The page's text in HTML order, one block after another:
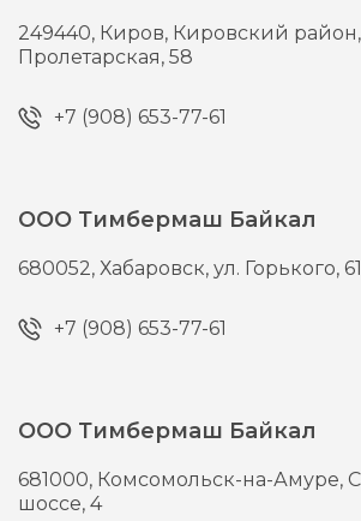
249440, Киров, Кировский район,
Пролетарская, 58
+7 (908) 653-77-61
ООО Тимбермаш Байкал
680052,Хабаровск,ул. Горького,
+7 (908) 653-77-61
ООО Тимбермаш Байкал
681000, Комсомольск-на-Амуре,
шоссе, 4